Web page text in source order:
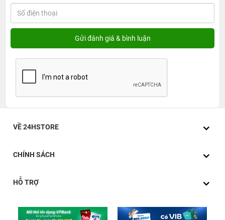
VỀ 24HSTORE
CHÍNH SÁCH
HỖ TRỢ